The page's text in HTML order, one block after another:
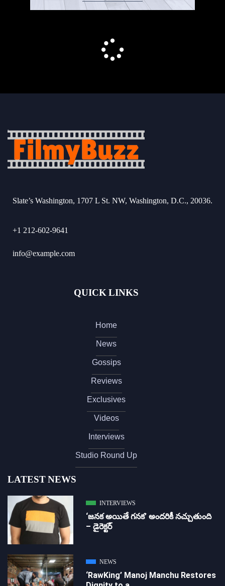
Slate’s Washington, 1707 L St. NW, Washington, D.C., 20036.
+1 212-602-9641
info@example.com
QUICK LINKS
Home
News
Gossips
Reviews
Exclusives
Videos
Interviews
Studio Round Up
LATEST NEWS
INTERVIEWS
‘జ‌న‌క అయితే గ‌న‌క‌’ అందరికీ నచ్చుతుంది
– డైరెక్ట‌ర్
NEWS
‘RawKing’ Manoj Manchu Restores